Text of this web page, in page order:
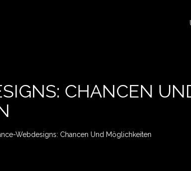
CHANCEN
Webdesigns: Chancen Und Möglichkeiten